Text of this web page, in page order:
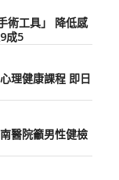
術工具」 降低感
成5
理健康課程 即日
醫院籲男性健檢